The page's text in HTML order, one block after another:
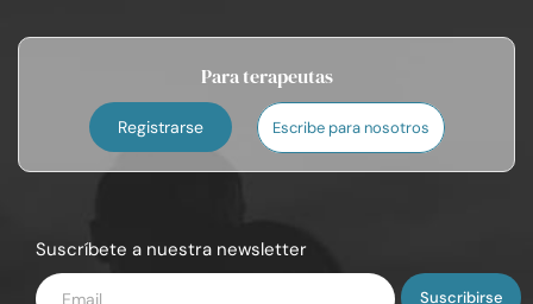
Para terapeutas
Registrarse Escribe para nosotros
Suscríbete a nuestra newsletter
Introduce